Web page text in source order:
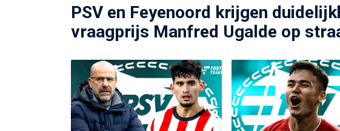
PSV en Feyenoord krijgen
vraagprijs Manfred Ugalde op